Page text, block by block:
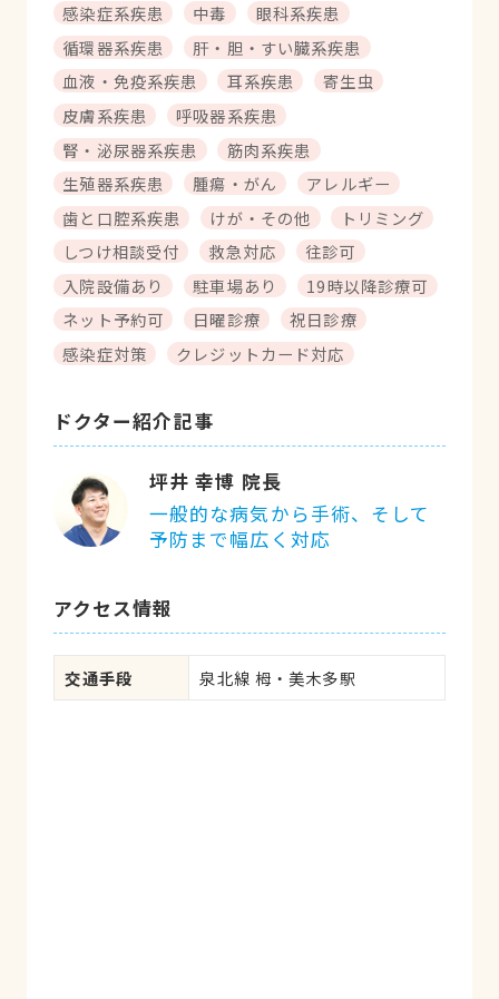
感染症系疾患
中毒
眼科系疾患
循環器系疾患
肝・胆・すい臓系疾患
血液・免疫系疾患
耳系疾患
寄生虫
皮膚系疾患
呼吸器系疾患
腎・泌尿器系疾患
筋肉系疾患
生殖器系疾患
腫瘍・がん
アレルギー
歯と口腔系疾患
けが・その他
トリミング
しつけ相談受付
救急対応
往診可
入院設備あり
駐車場あり
19時以降診療可
ネット予約可
日曜診療
祝日診療
感染症対策
クレジットカード対応
ドクター紹介記事
坪井 幸博 院長
一般的な病気から手術、そして
予防まで幅広く対応
アクセス情報
交通手段 泉北線 栂・美木多駅